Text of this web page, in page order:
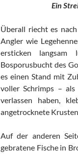
Ein
Überall riecht es
Angler wie
ersticken
Bosporusbucht des
es einen Stand mit
voller Schrimps –
verlassen haben,
angetrocknete
Auf der anderen
gebratene Fische in